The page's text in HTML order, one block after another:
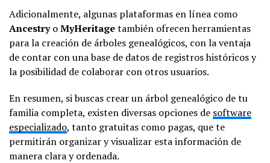
Adicionalmente, algunas plataformas en línea como
AncestryoMyHeritagetambién ofrecen herramientas
para la creación de árboles genealógicos, con la ventaja
de contar con una base de datos de registros históricos y
la posibilidad de colaborar con otros usuarios.
En resumen, si buscas crear un árbol genealógico de tu
familia completa, existen diversas opciones de software
especializado, tanto gratuitas como pagas, que te
permitirán organizar y visualizar esta información de
manera clara y ordenada.